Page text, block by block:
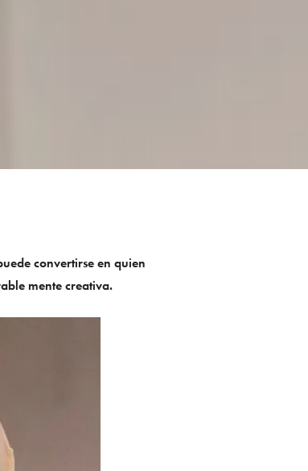
convertirse en quien
mente creativa.